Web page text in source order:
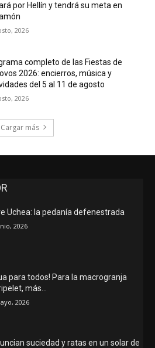
por Hellín y tendrá su meta en
2026
completo de las Fiestas de
2026: encierros, música y
del 5 al 11 de agosto
2026
Cargar más
Uchea: la pedanía defenestrada
2026
para todos! Para la macrogranja
más…
2026
suciedad y ratas en un solar de